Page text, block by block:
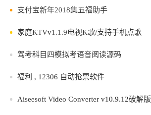
支付宝新年2018集五福助手
家庭KTVv1.1.9电视K歌/支持手机点歌
驾考科目四模拟考语音阅读源码
福利 , 12306 自动抢票软件
Aiseesoft Video Converter v10.9.12破解版